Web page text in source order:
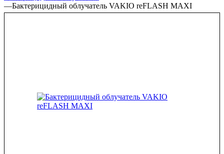
—Бактерицидный облучатель VAKIO reFLASH MAXI